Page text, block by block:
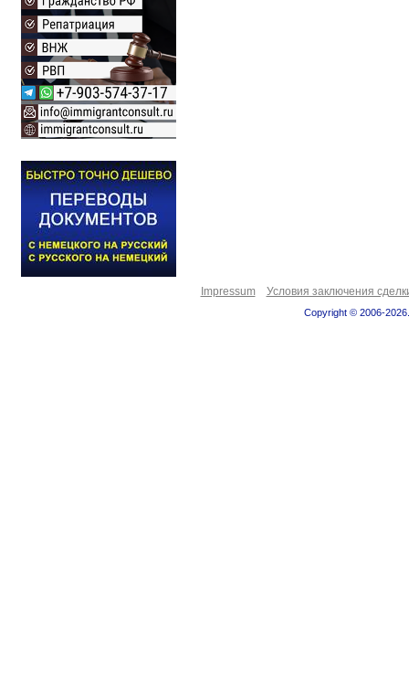
Impressum Условия заключения
Copyright © 2006-